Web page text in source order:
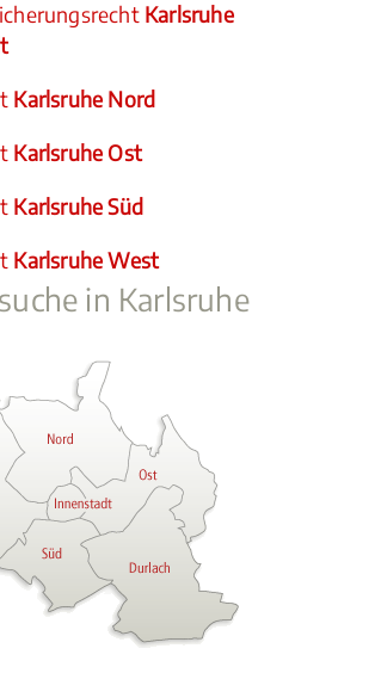
Karlsruhe
Karlsruhe Nord
Karlsruhe Ost
Karlsruhe Süd
Karlsruhe West
in Karlsruhe